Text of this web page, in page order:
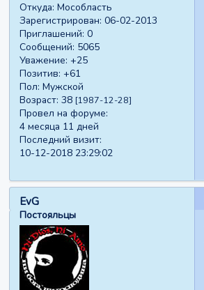
Откуда: Мособласть
Зарегистрирован: 06-02-2013
Приглашений: 0
Сообщений: 5065
Уважение: +25
Позитив: +61
Пол: Мужской
Возраст: 38 [1987-12-28]
Провел на форуме:
4 месяца 11 дней
Последний визит:
10-12-2018 23:29:02
EvG
Постояльцы